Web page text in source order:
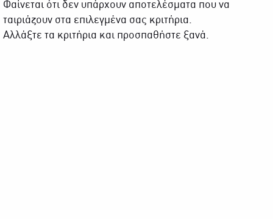
Φαίνεται ότι δεν υπάρχουν αποτελέσματα που να
ταιριάζουν στα επιλεγμένα σας κριτήρια.
Αλλάξτε τα κριτήρια και προσπαθήστε ξανά.